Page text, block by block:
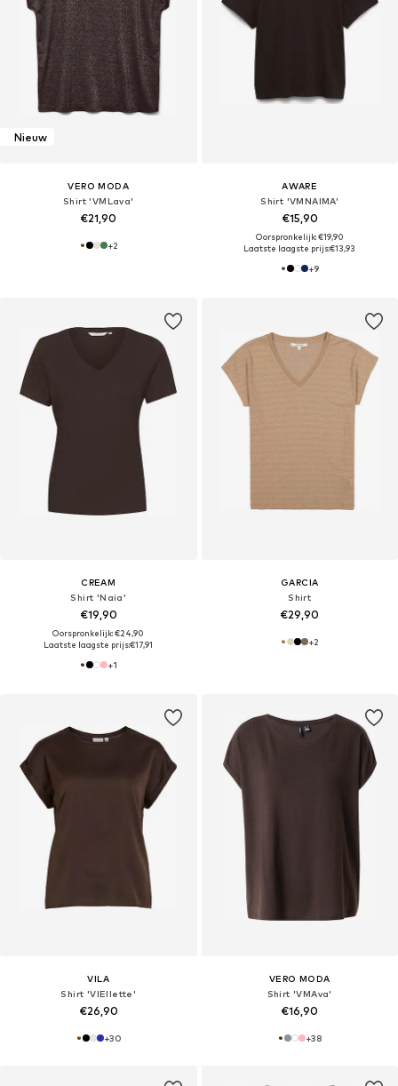
Nieuw
VERO MODA
Shirt 'VMLava'
€21,90
+2
AWARE
Shirt 'VMNAIMA'
€15,90
Oorspronkelijk: €19,90
Laatste laagste prijs:€13,93
+9
CREAM
Shirt 'Naia'
€19,90
Oorspronkelijk: €24,90
Laatste laagste prijs:€17,91
+1
GARCIA
Shirt
€29,90
+2
VILA
Shirt 'VIEllette'
€26,90
+30
VERO MODA
Shirt 'VMAva'
€16,90
+38